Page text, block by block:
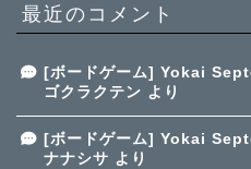
最近のコメント
[ボードゲーム] Yokai
ゴクラクテン より
[ボードゲーム] Yokai
ナナシサ より